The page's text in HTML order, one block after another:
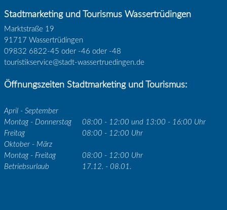
Stadtmarketing und Tourismus Wassertrüdingen
Marktstraße 19
91717 Wassertrüdingen
09832 6822-45 oder -46 oder -48
touristikservice@stadt-wassertruedingen.de
Öffnungszeiten Stadtmarketing und Tourismus:
April - September
Montag - Donnerstag
08:00 - 12:00 und 13:00 - 16:00 Uhr
Freitag
08:00 - 12:00 Uhr
Oktober - März
Montag - Freitag
08:00 - 12:00 Uhr
Betriebsurlaub
17.12. - 08.01.